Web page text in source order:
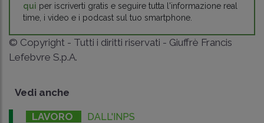
qui per iscriverti gratis e seguire tutta l'informazione real
time, i video e i podcast sul tuo smartphone.
© Copyright - Tutti i diritti riservati - Giuffrè Francis
Lefebvre S.p.A.
Vedi anche
LAVORO DALL'INPS